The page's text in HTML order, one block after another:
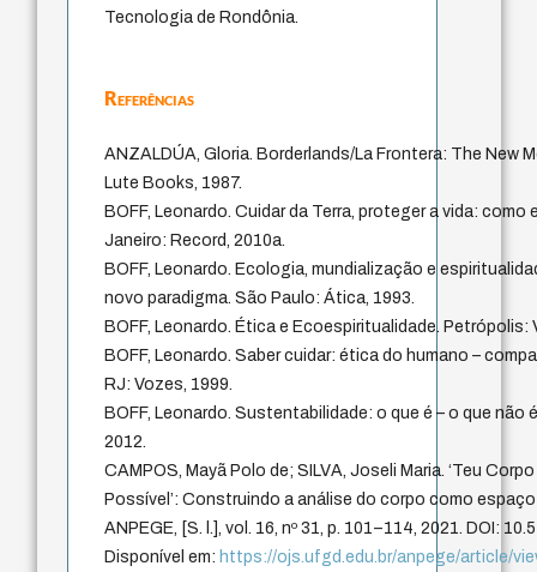
Tecnologia de Rondônia.
Referências
ANZALDÚA, Gloria. Borderlands/La Frontera: The New
Lute Books, 1987.
BOFF, Leonardo. Cuidar da Terra, proteger a vida: como
Janeiro: Record, 2010a.
BOFF, Leonardo. Ecologia, mundialização e
novo paradigma. São Paulo: Ática, 1993.
BOFF, Leonardo. Ética e Ecoespiritualidade. Petrópolis:
BOFF, Leonardo. Saber cuidar: ética do humano –
RJ: Vozes, 1999.
BOFF, Leonardo. Sustentabilidade: o que é – o que não
2012.
CAMPOS, Mayã Polo de; SILVA, Joseli Maria. ‘Teu
Possível’: Construindo a análise do corpo como
ANPEGE, [S. l.], vol. 16, nº 31, p. 101–114, 2021. DOI:
Disponível em: https://ojs.ufgd.edu.br/anpege/article/